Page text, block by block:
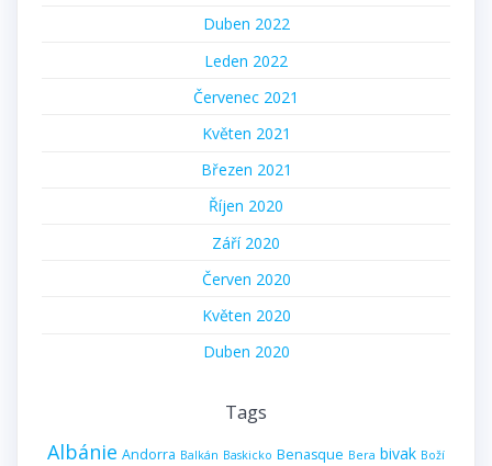
Duben 2022
Leden 2022
Červenec 2021
Květen 2021
Březen 2021
Říjen 2020
Září 2020
Červen 2020
Květen 2020
Duben 2020
Tags
Albánie Andorra Balkán Baskicko Benasque Bera bivak Boží